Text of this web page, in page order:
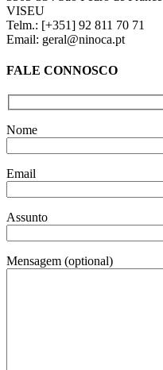
VISEU
Telm.: [+351] 92 811 70 71
Email: geral@ninoca.pt
FALE CONNOSCO
Nome
Email
Assunto
Mensagem (optional)